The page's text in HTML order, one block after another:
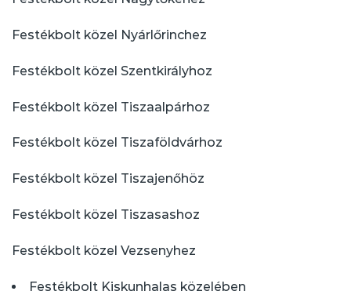
Festékbolt közel Nyárlőrinchez
Festékbolt közel Szentkirályhoz
Festékbolt közel Tiszaalpárhoz
Festékbolt közel Tiszaföldvárhoz
Festékbolt közel Tiszajenőhöz
Festékbolt közel Tiszasashoz
Festékbolt közel Vezsenyhez
Festékbolt Kiskunhalas közelében